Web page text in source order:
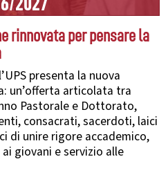
rinnovata per pensare la
presenta la nuova
un’offerta articolata tra
Pastorale e Dottorato,
consacrati, sacerdoti, laici
di unire rigore accademico,
giovani e servizio alle